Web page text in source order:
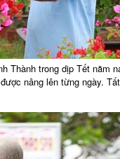
Thành trong dịp Tết năm
nâng lên từng ngày.